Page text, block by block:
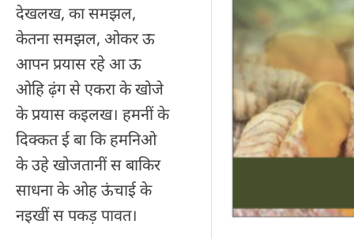
देखलख, का समझल,
केतना समझल, ओकर ऊ
आपन प्रयास रहे आ ऊ
ओहि ढ़ंग से एकरा के खोजे
के प्रयास कइलख। हमनीं के
दिक्कत ई बा कि हमनिओ
के उहे खोजतानीं स बाकिर
साधना के ओह ऊंचाई के
नइखीं स पकड़ पावत।